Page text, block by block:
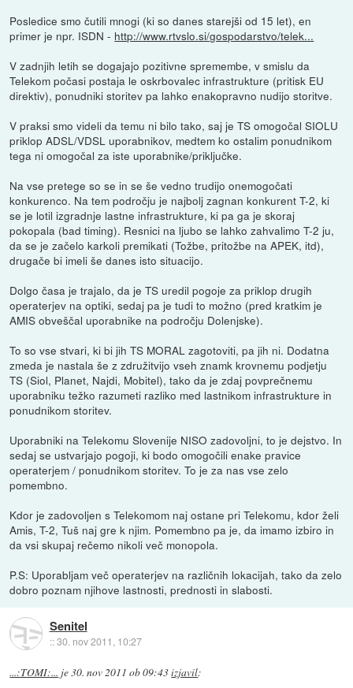
Posledice smo čutili mnogi (ki so danes starejši od 15 let), en
primer je npr. ISDN - http://www.rtvslo.si/gospodarstvo/telek...
V zadnjih letih se dogajajo pozitivne spremembe, v smislu da
Telekom počasi postaja le oskrbovalec infrastrukture (pritisk EU
direktiv), ponudniki storitev pa lahko enakopravno nudijo storitve.
V praksi smo videli da temu ni bilo tako, saj je TS omogočal SIOLU
priklop ADSL/VDSL uporabnikov, medtem ko ostalim ponudnikom
tega ni omogočal za iste uporabnike/priključke.
Na vse pretege so se in se še vedno trudijo onemogočati
konkurenco. Na tem področju je najbolj zagnan konkurent T-2, ki
se je lotil izgradnje lastne infrastrukture, ki pa ga je skoraj
pokopala (bad timing). Resnici na ljubo se lahko zahvalimo T-2 ju,
da se je začelo karkoli premikati (Tožbe, pritožbe na APEK, itd),
drugače bi imeli še danes isto situacijo.
Dolgo časa je trajalo, da je TS uredil pogoje za priklop drugih
operaterjev na optiki, sedaj pa je tudi to možno (pred kratkim je
AMIS obveščal uporabnike na področju Dolenjske).
To so vse stvari, ki bi jih TS MORAL zagotoviti, pa jih ni. Dodatna
zmeda je nastala še z združitvijo vseh znamk krovnemu podjetju
TS (Siol, Planet, Najdi, Mobitel), tako da je zdaj povprečnemu
uporabniku težko razumeti razliko med lastnikom infrastrukture in
ponudnikom storitev.
Uporabniki na Telekomu Slovenije NISO zadovoljni, to je dejstvo. In
sedaj se ustvarjajo pogoji, ki bodo omogočili enake pravice
operaterjem / ponudnikom storitev. To je za nas vse zelo
pomembno.
Kdor je zadovoljen s Telekomom naj ostane pri Telekomu, kdor želi
Amis, T-2, Tuš naj gre k njim. Pomembno pa je, da imamo izbiro in
da vsi skupaj rečemo nikoli več monopola.
P.S: Uporabljam več operaterjev na različnih lokacijah, tako da zelo
dobro poznam njihove lastnosti, prednosti in slabosti.
Senitel
::30. nov 2011, 10:27
...:TOMI:... je30. nov 2011 ob 09:43izjavil: